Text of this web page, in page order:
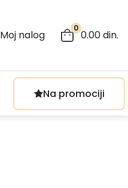
Moj nalog
0
0.00 din.
Na promociji